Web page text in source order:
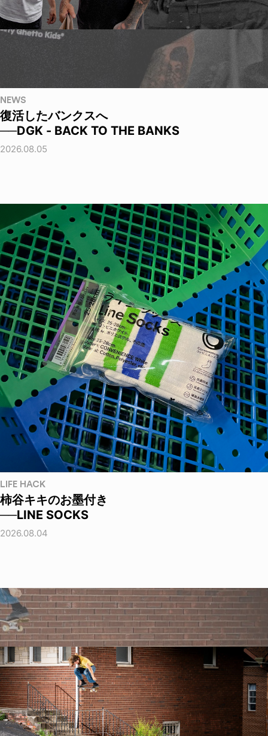
NEWS
復活したバンクスへ
──DGK - BACK TO THE BANKS
2026.08.05
LIFE HACK
柿谷キキのお墨付き
──LINE SOCKS
2026.08.04